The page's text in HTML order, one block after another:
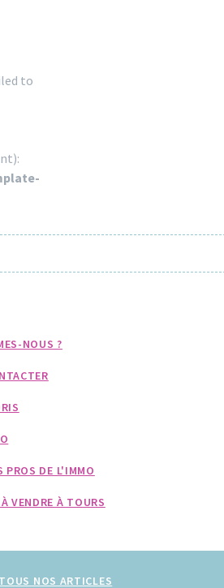
to
NOUS ?
PROS DE L'IMMO
VENDRE À TOURS
TOUS NOS ARTICLES